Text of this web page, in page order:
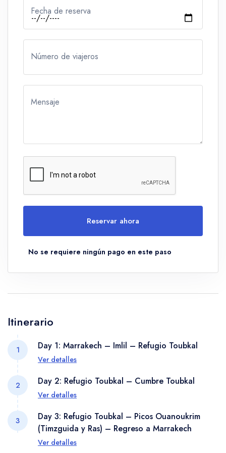
Fecha de reserva
Número de viajeros
Mensaje
Reservar ahora
No se requiere ningún pago en este paso
Itinerario
1 Day 1: Marrakech – Imlil – Refugio Toubkal
Saldrás de Marrakech temprano en la mañana y
conducirás hacia Imlil, un pueblo situado en las
estribaciones de las Montañas Altas del Atlas.
Desde Imlil, comenzarás tu caminata hacia el
Refugio Toubkal, subiendo a través de hermosos
valles, pasando por tradicionales pueblos bereberes
Ver detalles
2 Day 2: Refugio Toubkal – Cumbre Toubkal
En el segundo día, te despertarás antes del
amanecer y comenzarás la ascensión al Mount
Toubkal (4167m), el pico más alto de África del
Ver detalles
3
Day 3: Refugio Toubkal – Picos Ouanoukrim
(Timzguida y Ras) – Regreso a Marrakech
Ver detalles